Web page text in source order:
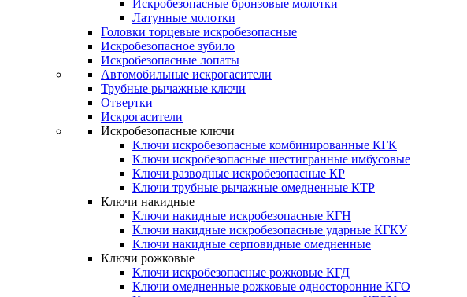
Искробезопасные бронзовые молотки
Латунные молотки
Головки торцевые искробезопасные
Искробезопасное зубило
Искробезопасные лопаты
Автомобильные искрогасители
Трубные рычажные ключи
Отвертки
Искрогасители
Искробезопасные ключи
Ключи искробезопасные комбинированные КГК
Ключи искробезопасные шестигранные имбусовые
Ключи разводные искробезопасные КР
Ключи трубные рычажные омедненные КТР
Ключи накидные
Ключи накидные искробезопасные КГН
Ключи накидные искробезопасные ударные КГКУ
Ключи накидные серповидные омедненные
Ключи рожковые
Ключи искробезопасные рожковые КГД
Ключи омедненные рожковые односторонние КГО